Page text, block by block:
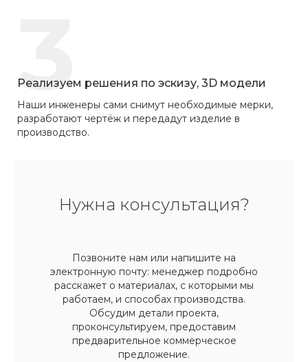
3
Реализуем решения по эскизу, 3D модели
Наши инженеры сами снимут необходимые мерки,
разработают чертёж и передадут изделие в
производство.
Нужна консультация?
Позвоните нам или напишите на
электронную почту: менеджер подробно
расскажет о материалах, с которыми мы
работаем, и способах производства.
Обсудим детали проекта,
проконсультируем, предоставим
предварительное коммерческое
предложение.